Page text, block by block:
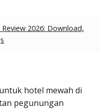
2026: Download,
hotel mewah di
pegunungan